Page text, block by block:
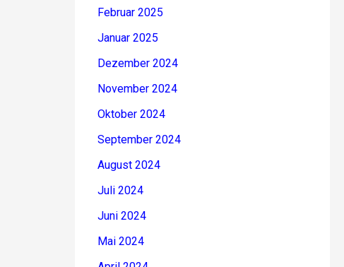
Februar 2025
Januar 2025
Dezember 2024
November 2024
Oktober 2024
September 2024
August 2024
Juli 2024
Juni 2024
Mai 2024